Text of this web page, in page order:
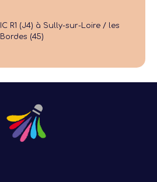
IC R1 (J4) à Sully-sur-Loire / les
Bordes (45)